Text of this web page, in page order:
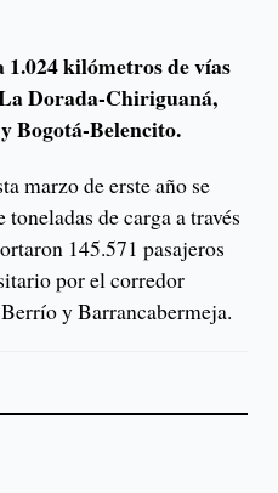
kilómetros de vías
Dorada-Chiriguaná,
Bogotá-Belencito.
marzo de erste año se
de carga a través
145.571 pasajeros
por el corredor
y Barrancabermeja.